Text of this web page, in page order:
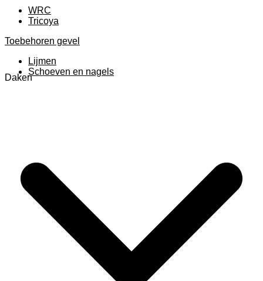
WRC
Tricoya
Toebehoren gevel
Lijmen
Schoeven en nagels
Daken